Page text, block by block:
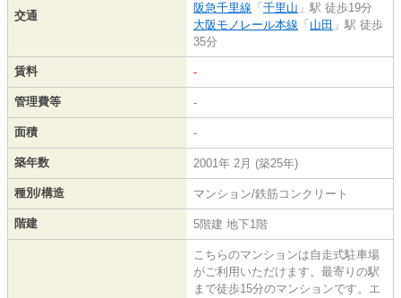
交通
阪急千里線 「 千里山 」駅 徒歩19分
大阪モノレール本線 「 山田 」駅 徒歩
35分
賃料 -
管理費等 -
面積 -
築年数 2001年 2月 (築25年)
種別/構造 マンション/鉄筋コンクリート
階建 5階建 地下1階
こちらのマンションは自走式駐車場
がご利用いただけます。最寄りの駅
まで徒歩15分のマンションです。エ